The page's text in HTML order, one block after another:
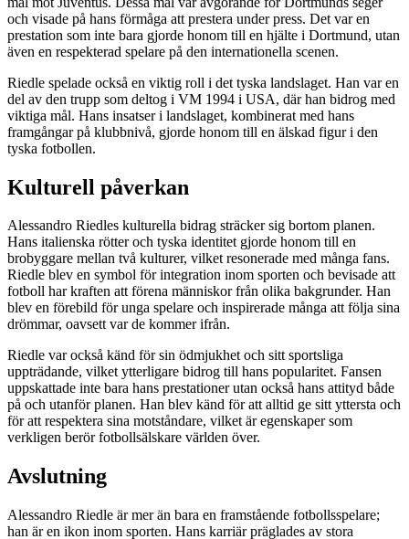
och visade på hans förmåga att prestera under press. Det var en
prestation som inte bara gjorde honom till en hjälte i Dortmund, utan
även en respekterad spelare på den internationella scenen.
Riedle spelade också en viktig roll i det tyska landslaget. Han var en
del av den trupp som deltog i VM 1994 i USA, där han bidrog med
viktiga mål. Hans insatser i landslaget, kombinerat med hans
framgångar på klubbnivå, gjorde honom till en älskad figur i den
tyska fotbollen.
Kulturell påverkan
Alessandro Riedles kulturella bidrag sträcker sig bortom planen.
Hans italienska rötter och tyska identitet gjorde honom till en
brobyggare mellan två kulturer, vilket resonerade med många fans.
Riedle blev en symbol för integration inom sporten och bevisade att
fotboll har kraften att förena människor från olika bakgrunder. Han
blev en förebild för unga spelare och inspirerade många att följa sina
drömmar, oavsett var de kommer ifrån.
Riedle var också känd för sin ödmjukhet och sitt sportsliga
uppträdande, vilket ytterligare bidrog till hans popularitet. Fansen
uppskattade inte bara hans prestationer utan också hans attityd både
på och utanför planen. Han blev känd för att alltid ge sitt yttersta och
för att respektera sina motståndare, vilket är egenskaper som
verkligen berör fotbollsälskare världen över.
Avslutning
Alessandro Riedle är mer än bara en framstående fotbollsspelare;
han är en ikon inom sporten. Hans karriär präglades av stora